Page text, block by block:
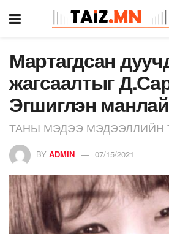
Мартагдсан
жагсаалтыг
Эгшиглэн
ТАНЫ МЭДЭЭ МЭДЭЭЛЛИЙН
BY ADMIN 07/15/2021